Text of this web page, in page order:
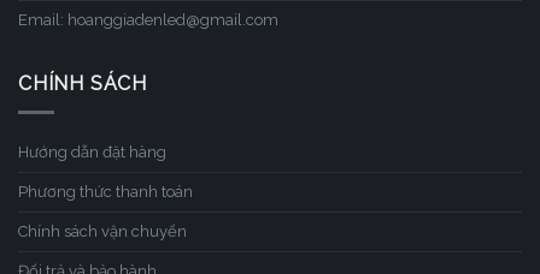
Email: hoanggiadenled@gmail.com
CHÍNH SÁCH
Hướng dẫn đặt hàng
Phương thức thanh toán
Chính sách vận chuyển